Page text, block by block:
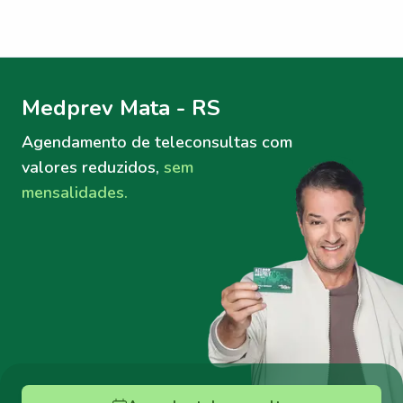
Medprev Mata - RS
Agendamento de teleconsultas com
valores reduzidos, sem
mensalidades.